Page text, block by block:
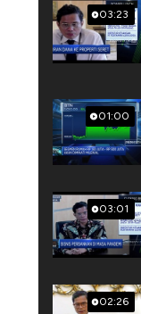
03:23
01:00
03:01
02:26